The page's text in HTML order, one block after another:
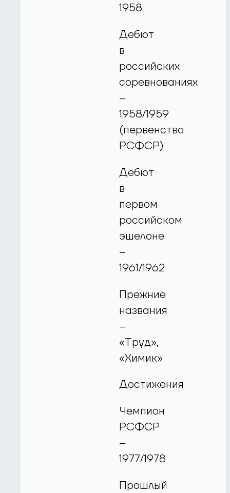
1958
Дебют
в
российских
соревнованиях
–
1958/1959
(первенство
РСФСР)
Дебют
в
первом
российском
эшелоне
–
1961/1962
Прежние
названия
–
«Труд»,
«Химик»
Достижения
Чемпион
РСФСР
–
1977/1978
Прошлый